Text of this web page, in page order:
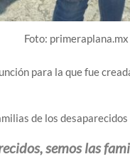
Foto: primeraplana.mx
para la que fue
de los desaparecidos
semos las